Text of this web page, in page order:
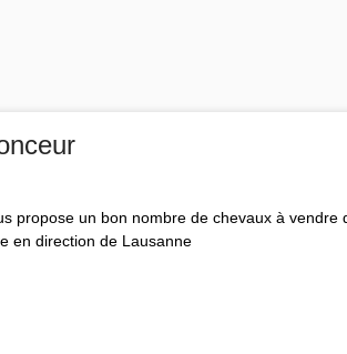
propose un bon nombre de chevaux à vendre
en direction de Lausanne